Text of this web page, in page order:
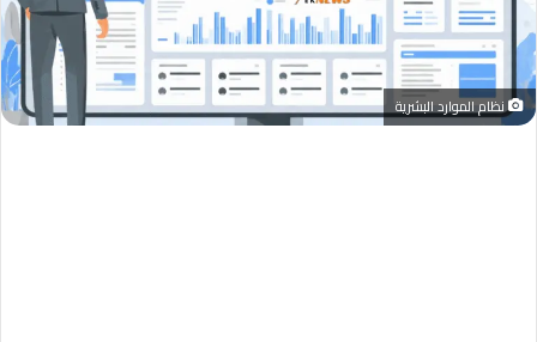
نظام الموارد البشرية